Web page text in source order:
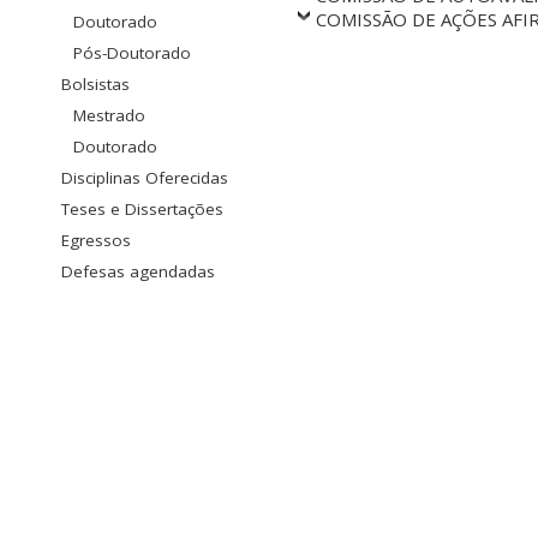
Doutorado
Pós-Doutorado
Bolsistas
Mestrado
Doutorado
Disciplinas Oferecidas
Teses e Dissertações
Egressos
Defesas agendadas
COMISSÃO DE AÇÕES